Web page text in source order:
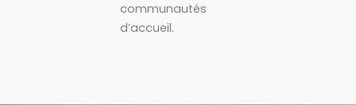
communautés
d’accueil.